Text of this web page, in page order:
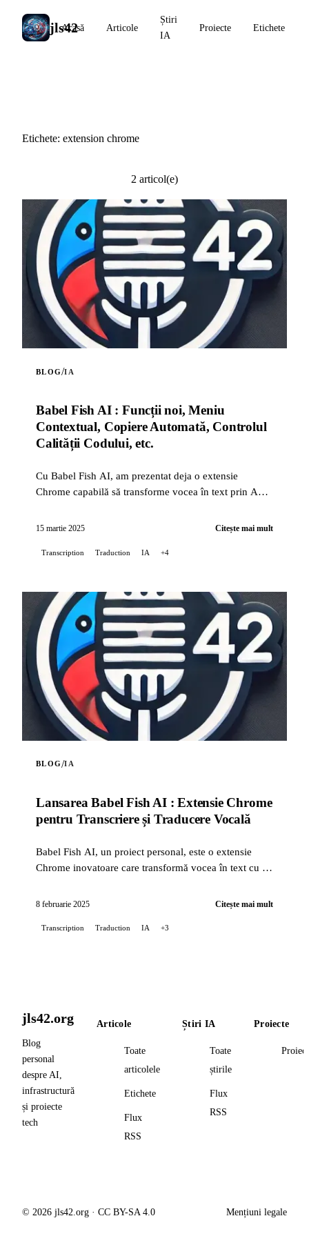
jls42
Acasă Articole
Știri
IA
Proiecte Etichete
Etichete: extension chrome
2 articol(e)
BLOG/IA
Babel Fish AI : Funcții noi, Meniu
Contextual, Copiere Automată, Controlul
Calității Codului, etc.
Cu Babel Fish AI, am prezentat deja o extensie
Chrome capabilă să transforme vocea în text prin API-
traduc...
15 martie 2025 Citește mai mult
Transcription Traduction IA +4
BLOG/IA
Lansarea Babel Fish AI : Extensie Chrome
pentru Transcriere și Traducere Vocală
Babel Fish AI, un proiect personal, este o extensie
Chrome inovatoare care transformă vocea în text cu o
de traducere automată...
8 februarie 2025 Citește mai mult
Transcription Traduction IA +3
jls42.org
Blog
personal
despre AI,
infrastructură
și proiecte
tech
Articole
Toate
articolele
Etichete
Flux
RSS
Știri IA
Toate
știrile
Flux
RSS
Proiecte
© 2026 jls42.org · CC BY-SA 4.0 Mențiuni legale